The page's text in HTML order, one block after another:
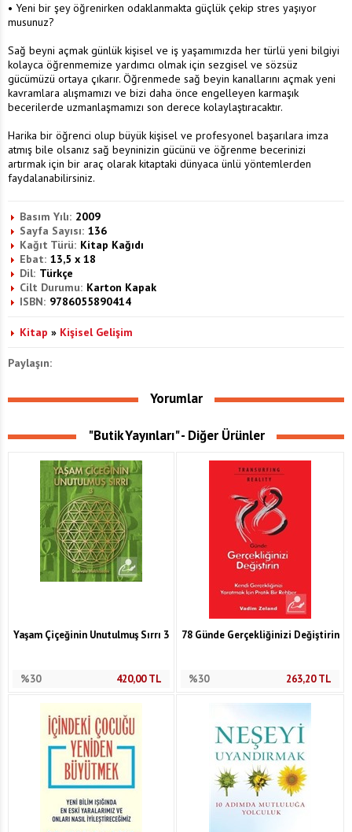
• Yeni bir şey öğrenirken odaklanmakta güçlük çekip stres yaşıyor
musunuz?
Sağ beyni açmak günlük kişisel ve iş yaşamımızda her türlü yeni bilgiyi
kolayca öğrenmemize yardımcı olmak için sezgisel ve sözsüz
gücümüzü ortaya çıkarır. Öğrenmede sağ beyin kanallarını açmak yeni
kavramlara alışmamızı ve bizi daha önce engelleyen karmaşık
becerilerde uzmanlaşmamızı son derece kolaylaştıracaktır.
Harika bir öğrenci olup büyük kişisel ve profesyonel başarılara imza
atmış bile olsanız sağ beyninizin gücünü ve öğrenme becerinizi
artırmak için bir araç olarak kitaptaki dünyaca ünlü yöntemlerden
faydalanabilirsiniz.
Basım Yılı: 2009
Sayfa Sayısı: 136
Kağıt Türü: Kitap Kağıdı
Ebat: 13,5 x 18
Dil: Türkçe
Cilt Durumu: Karton Kapak
ISBN: 9786055890414
Kitap » Kişisel Gelişim
Paylaşın:
Yorumlar
"Butik Yayınları" - Diğer Ürünler
Yaşam Çiçeğinin Unutulmuş Sırrı 3
%30 420,00TL
78 Günde Gerçekliğinizi Değiştirin
%30 263,20TL